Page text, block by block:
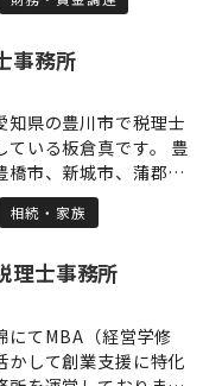
で売り上げがあがる
う間に資金不足に陥
そのため、助成金・
くほか、日本政策金融
用するために事業計画
も行います。
事務所
知県の豊川市で税理士
ている板倉真です。 豊
橋市、新城市、蒲郡市
お付き合いをさせて
す。 関与先のみなさ
ていただくことを仕
。 身の回りでこんな
た ◇会社を設立した ◇
◇税金で困ったことが
相続・家族
理士事務所
にてMBA（経営学修
かして創業支援に特化